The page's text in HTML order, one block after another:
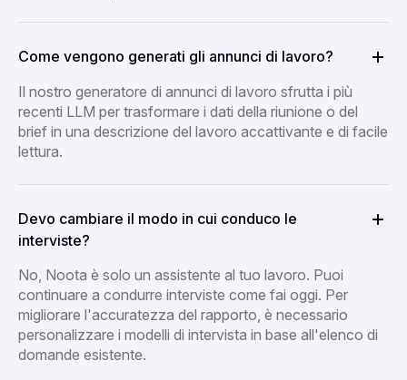
Come vengono generati gli annunci di lavoro?
Il nostro generatore di annunci di lavoro sfrutta i più
recenti LLM per trasformare i dati della riunione o del
brief in una descrizione del lavoro accattivante e di facile
lettura.
Devo cambiare il modo in cui conduco le
interviste?
No, Noota è solo un assistente al tuo lavoro. Puoi
continuare a condurre interviste come fai oggi. Per
migliorare l'accuratezza del rapporto, è necessario
personalizzare i modelli di intervista in base all'elenco di
domande esistente.